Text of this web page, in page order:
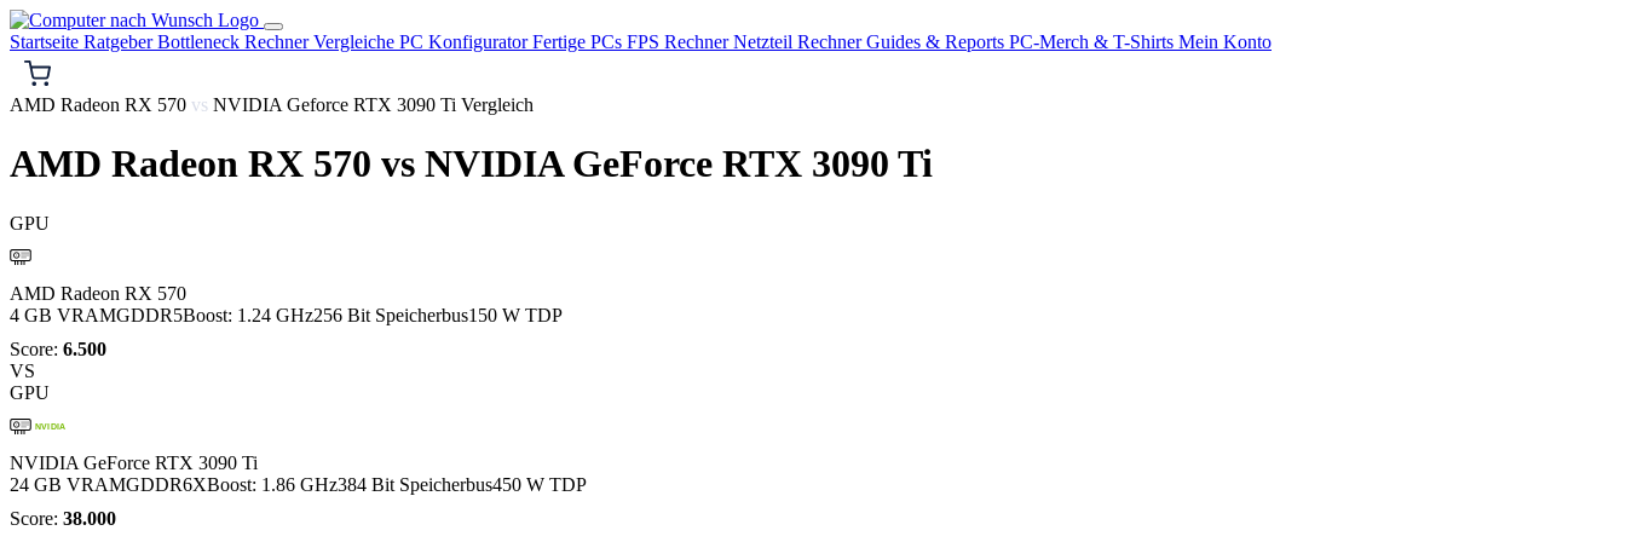
Startseite RatgeberBottleneck RechnerVergleiche PC KonfiguratorFertige PCs FPS RechnerNetzteil RechnerGuides & Reports PC-Merch & T-Shirts Mein Konto
AMD Radeon RX 570 vs NVIDIA Geforce RTX 3090 Ti Vergleich
AMD Radeon RX 570 vs NVIDIA GeForce RTX 3090 Ti
GPU
AMD Radeon RX 570
4 GB VRAMGDDR5Boost: 1.24 GHz256 Bit Speicherbus150 W TDP
Score: 6.500
VS
GPU
NVIDIA
NVIDIA GeForce RTX 3090 Ti
24 GB VRAMGDDR6XBoost: 1.86 GHz384 Bit Speicherbus450 W TDP
Score: 38.000